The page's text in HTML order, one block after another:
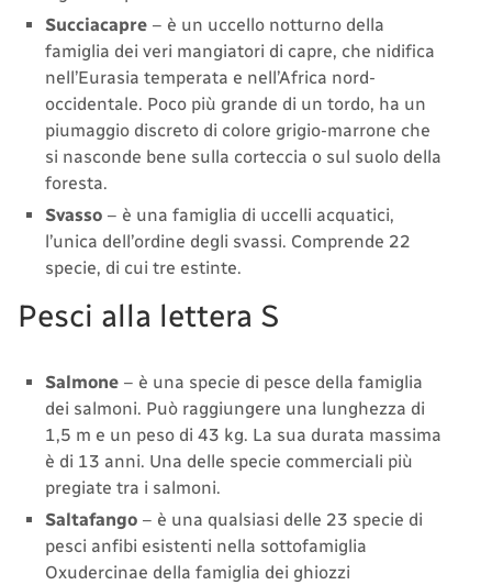
Succiacapre – è un uccello notturno della
famiglia dei veri mangiatori di capre, che nidifica
nell’Eurasia temperata e nell’Africa nord-
occidentale. Poco più grande di un tordo, ha un
piumaggio discreto di colore grigio-marrone che
si nasconde bene sulla corteccia o sul suolo della
foresta.
Svasso – è una famiglia di uccelli acquatici,
l’unica dell’ordine degli svassi. Comprende 22
specie, di cui tre estinte.
Pesci alla lettera S
Salmone – è una specie di pesce della famiglia
dei salmoni. Può raggiungere una lunghezza di
1,5 m e un peso di 43 kg. La sua durata massima
è di 13 anni. Una delle specie commerciali più
pregiate tra i salmoni.
Saltafango – è una qualsiasi delle 23 specie di
pesci anfibi esistenti nella sottofamiglia
Oxudercinae della famiglia dei ghiozzi